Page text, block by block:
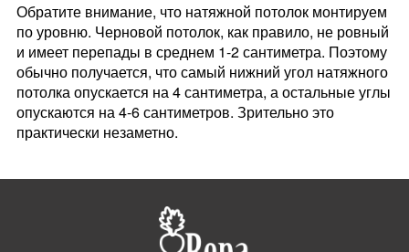
Обратите внимание, что натяжной потолок монтируем
по уровню. Черновой потолок, как правило, не ровный
и имеет перепады в среднем 1-2 сантиметра. Поэтому
обычно получается, что самый нижний угол натяжного
потолка опускается на 4 сантиметра, а остальные углы
опускаются на 4-6 сантиметров. Зрительно это
практически незаметно.